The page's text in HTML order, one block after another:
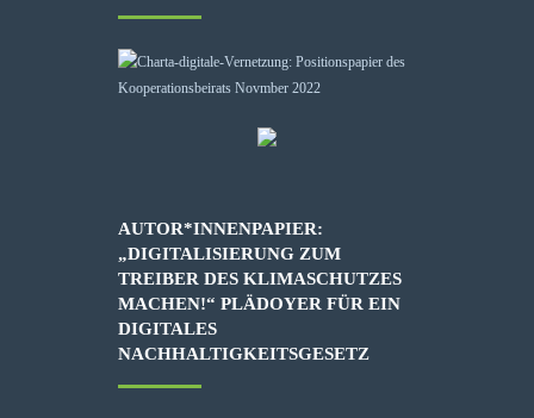
AUTOR*INNENPAPIER:
„DIGITALISIERUNG ZUM
TREIBER DES KLIMASCHUTZES
MACHEN!“ PLÄDOYER FÜR EIN
DIGITALES
NACHHALTIGKEITSGESETZ